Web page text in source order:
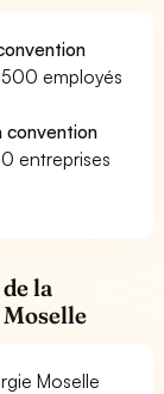
employés
convention
entreprises
la
Moselle